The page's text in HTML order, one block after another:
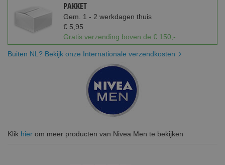
PAKKET
Gem. 1 - 2 werkdagen thuis
€ 5,95
Gratis verzending boven de € 150,-
Buiten NL? Bekijk onze Internationale verzendkosten
Klik hier om meer producten van Nivea Men te bekijken